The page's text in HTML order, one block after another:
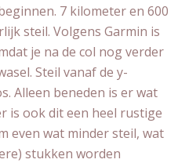
7 kilometer en 600
steil. Volgens Garmin is
je na de col nog verder
Steil vanaf de y-
Alleen beneden is er wat
is ook dit een heel rustige
even wat minder steil, wat
stukken worden